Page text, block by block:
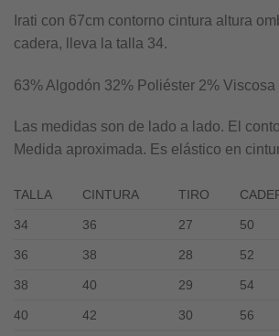
Irati con 67cm contorno cintura altura
cadera, lleva la talla 34.
63% Algodón 32% Poliéster 2% Viscosa
Las medidas son de lado a lado. El
Medida aproximada. Es elástico en
TALLA CINTURA TIRO
34 36 27 50
36 38 28 52
38 40 29 54
40 42 30 56